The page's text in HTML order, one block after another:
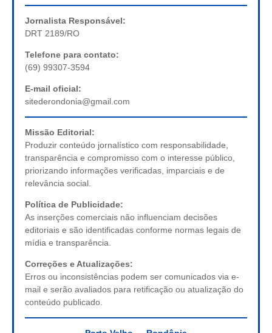
Jornalista Responsável:
DRT 2189/RO
Telefone para contato:
(69) 99307-3594
E-mail oficial:
sitederondonia@gmail.com
Missão Editorial:
Produzir conteúdo jornalístico com responsabilidade,
transparência e compromisso com o interesse público,
priorizando informações verificadas, imparciais e de
relevância social.
Política de Publicidade:
As inserções comerciais não influenciam decisões
editoriais e são identificadas conforme normas legais de
mídia e transparência.
Correções e Atualizações:
Erros ou inconsistências podem ser comunicados via e-
mail e serão avaliados para retificação ou atualização do
conteúdo publicado.